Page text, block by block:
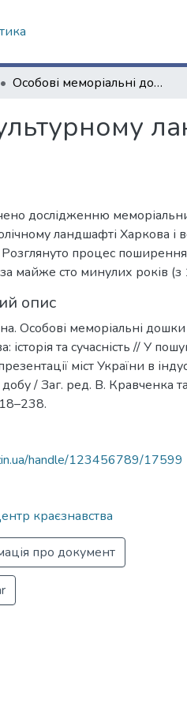
Особові меморіальні дошки в культурному ландшафті Харкова: історія та сучасність
дослідженню
ландшафті Харкова і
Розглянуто процес
майже сто минулих років
опис
Особові меморіальні
історія та сучасність // У
міст України в
добу / Заг. ред. В. Кравченка
handle/123456789/17599
краєзнавства
про документ